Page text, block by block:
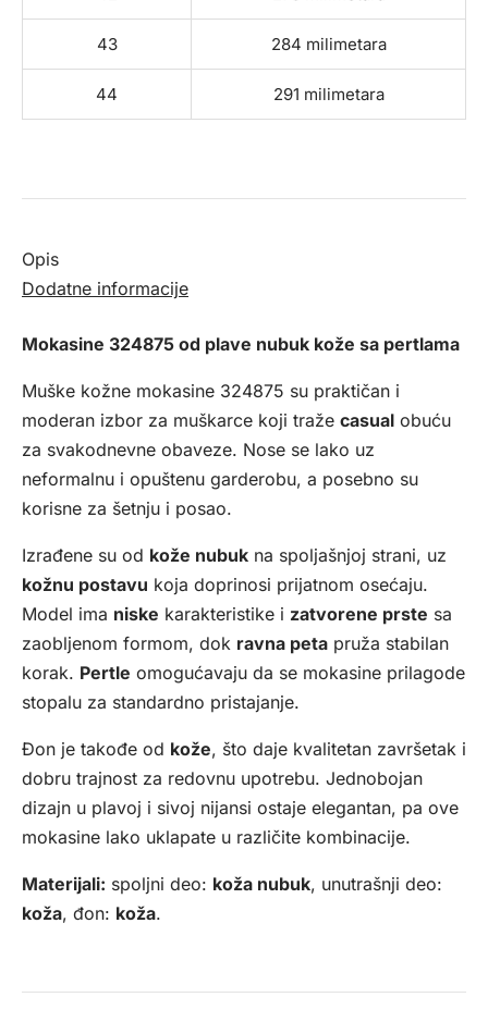
43 284 milimetara
44 291 milimetara
Opis
Dodatne informacije
Mokasine 324875 od plave nubuk kože sa pertlama
Muške kožne mokasine 324875 su praktičan i
moderan izbor za muškarce koji traže casual obuću
za svakodnevne obaveze. Nose se lako uz
neformalnu i opuštenu garderobu, a posebno su
korisne za šetnju i posao.
Izrađene su od kože nubuk na spoljašnjoj strani, uz
kožnu postavu koja doprinosi prijatnom osećaju.
Model ima niske karakteristike i zatvorene prste sa
zaobljenom formom, dok ravna peta pruža stabilan
korak. Pertle omogućavaju da se mokasine prilagode
stopalu za standardno pristajanje.
Đon je takođe od kože, što daje kvalitetan završetak i
dobru trajnost za redovnu upotrebu. Jednobojan
dizajn u plavoj i sivoj nijansi ostaje elegantan, pa ove
mokasine lako uklapate u različite kombinacije.
Materijali: spoljni deo: koža nubuk, unutrašnji deo:
koža, đon: koža.